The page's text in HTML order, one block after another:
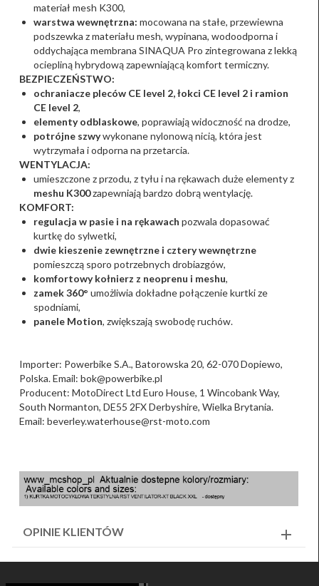
materiał mesh K300,
warstwa wewnętrzna: mocowana na stałe, przewiewna
podszewka z materiału mesh, wypinana, wodoodporna i
oddychająca membrana SINAQUA Pro zintegrowana z lekką
ociepliną hybrydową zapewniającą komfort termiczny.
BEZPIECZEŃSTWO:
ochraniacze pleców CE level 2, łokci CE level 2 i ramion
CE level 2,
elementy odblaskowe, poprawiają widoczność na drodze,
potrójne szwywykonane nylonową nicią, która jest
wytrzymała i odporna na przetarcia.
WENTYLACJA:
umieszczone z przodu, z tyłu i na rękawach duże elementy z
meshu K300zapewniają bardzo dobrą wentylację.
KOMFORT:
regulacja w pasie i na rękawach pozwala dopasować
kurtkę do sylwetki,
dwie kieszenie zewnętrzne i cztery wewnętrzne
pomieszczą sporo potrzebnych drobiazgów,
komfortowy kołnierz z neoprenu i meshu,
zamek 360° umożliwia dokładne połączenie kurtki ze
spodniami,
panele Motion, zwiększają swobodę ruchów.
Importer: Powerbike S.A., Batorowska 20, 62-070 Dopiewo,
Polska. Email: bok@powerbike.pl
Producent: MotoDirect Ltd Euro House, 1 Wincobank Way,
South Normanton, DE55 2FX Derbyshire, Wielka Brytania.
Email: beverley.waterhouse@rst-moto.com
OPINIE KLIENTÓW